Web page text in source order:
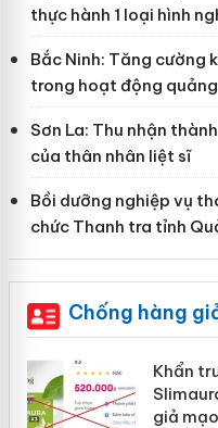
thực hành 1 loại hình
Bắc Ninh: Tăng cường
trong hoạt động
Sơn La: Thu nhận
của thân nhân liệt sĩ
Bồi dưỡng nghiệp vụ
chức Thanh tra tỉnh
Chống hàng
Khẩn
giả mạo